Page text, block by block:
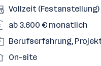
Vollzeit (Festanstellung)
ab 3.600 € monatlich
Berufserfahrung,
On-site